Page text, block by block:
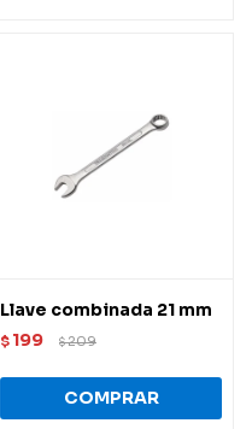
Llave combinada 21 mm
$ 199 $209